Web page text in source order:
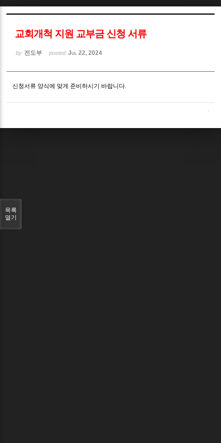
교회개척 지원 교부금 신청 서류
by 전도부 posted Jul 22, 2024
신청서류 양식에 맞게 준비하시기 바랍니다.
목록
열기
Sketchbook5, 스케치북5
Sketchbook5, 스케치북5